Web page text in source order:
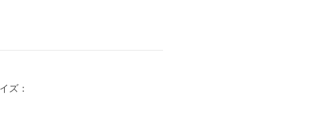
ズ：